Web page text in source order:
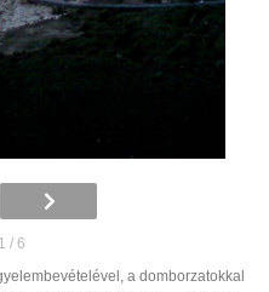
/ 6
a domborzatokkal